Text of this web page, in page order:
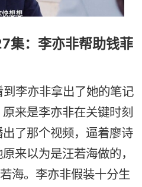
集：李亦非帮助钱菲
李亦非拿出了她的笔记
来是李亦非在关键时刻
了那个视频，逼着廖诗
来以为是汪若海做的，
海。李亦非假装十分生